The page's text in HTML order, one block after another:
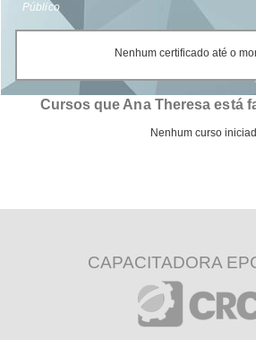
Público
Nenhum certificado até o
Cursos que Ana Theresa está
Nenhum curso
CAPACITADORA